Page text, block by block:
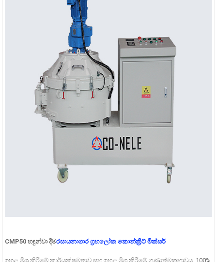
CMP50 හඳුන්වා දීමරසායනාගාර ග්‍රහලෝක කොන්ක්‍රීට් මික්සර්
ඉහළ මිශ්‍ර කිරීමේ කාර්යක්ෂමතාව සහ ඉහළ මිශ්‍ර කිරීමේ ගුණාත්මකභාවය, 100%